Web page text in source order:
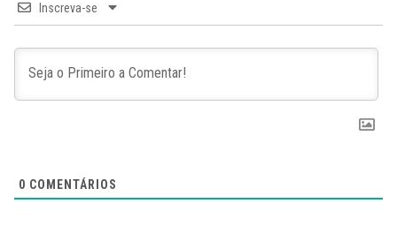
Inscreva-se
0 COMENTÁRIOS